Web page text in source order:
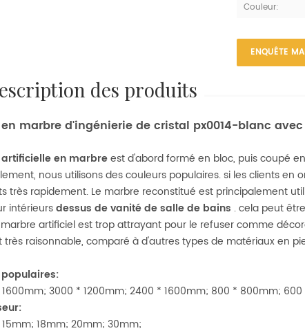
Couleur:
ENQUÊTE
des produits
marbre d'ingénierie de cristal px0014-blanc
en marbreest d'abord formé en bloc, puis coupé
nous utilisons des couleurs populaires. si les clients
très rapidement. Le marbre reconstitué est principalement
intérieursdessus de vanité de salle de bains . cela peut
artificiel est trop attrayant pour le refuser comme
très raisonnable, comparé à d'autres types de matériaux en
3000 * 1200mm; 2400 * 1600mm; 800 * 800mm;
15mm; 18mm; 20mm; 30mm;